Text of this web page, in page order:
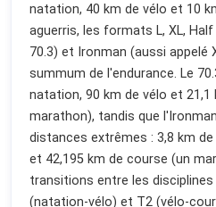
natation, 40 km de vélo et 10
aguerris, les formats L, XL,
70.3) et Ironman (aussi appelé
summum de l'endurance. Le
natation, 90 km de vélo et
marathon), tandis que
distances extrêmes : 3,8 km
et 42,195 km de course (un
transitions entre les
(natation-vélo) et T2 (vélo-